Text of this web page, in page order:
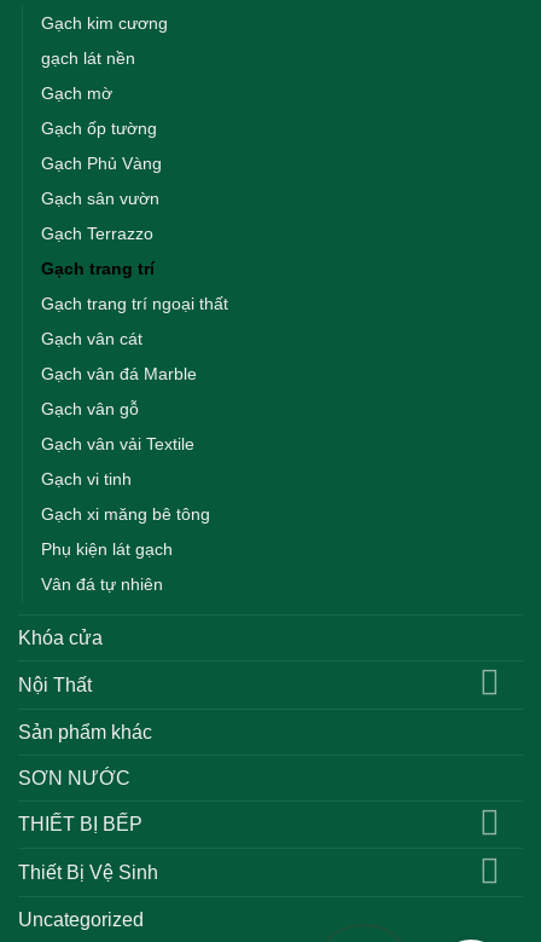
Gạch kim cương
gạch lát nền
Gạch mờ
Gạch ốp tường
Gạch Phủ Vàng
Gạch sân vườn
Gạch Terrazzo
Gạch trang trí
Gạch trang trí ngoại thất
Gạch vân cát
Gạch vân đá Marble
Gạch vân gỗ
Gạch vân vải Textile
Gạch vi tinh
Gạch xi măng bê tông
Phụ kiện lát gạch
Vân đá tự nhiên
Khóa cửa
Nội Thất
Sản phẩm khác
SƠN NƯỚC
THIẾT BỊ BẾP
Thiết Bị Vệ Sinh
Uncategorized